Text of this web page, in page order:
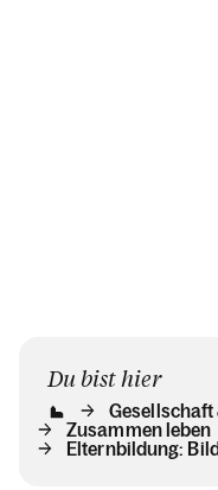
Du bist hier
Gesellschaft
Zusammen leben
Elternbildung: